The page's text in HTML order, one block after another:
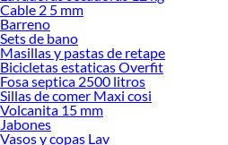
en Sodimac. Encuentra todo lo necesario
decoración. ¡Visítanos y haz tus ideas realidad!
Cable 2 5 mm
Barreno
Sets de bano
Masillas y pastas de retape
Bicicletas estaticas Overfit
Fosa septica 2500 litros
Sillas de comer Maxi cosi
Volcanita 15 mm
Jabones
Vasos y copas Lav